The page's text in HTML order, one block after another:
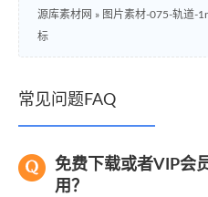
源库素材网 » 图片素材-075-轨道-
标
常见问题FAQ
免费下载或者VIP会
用？